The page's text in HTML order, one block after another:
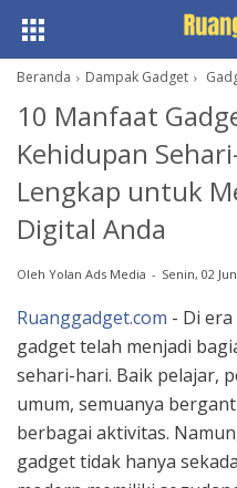
Beranda Dampak Gadget
10 Manfaat
Kehidupan
Lengkap untuk
Digital Anda
Oleh Yolan Ads Media Senin, 02
Ruanggadget.com - Di
gadget telah menjadi
sehari-hari. Baik pelajar,
umum, semuanya
berbagai aktivitas.
gadget tidak hanya